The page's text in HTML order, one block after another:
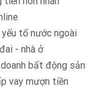
tố nước ngoài
- nhà ở
bất động sản
vay mượn tiền